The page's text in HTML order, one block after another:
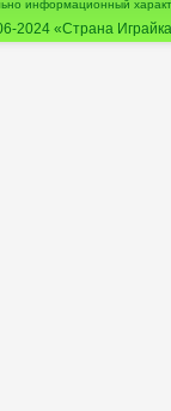
информационный
2024 «Страна